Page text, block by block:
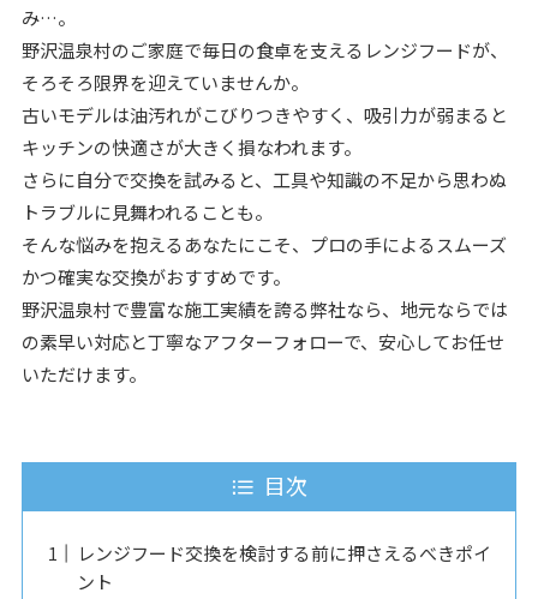
み…。
野沢温泉村のご家庭で毎日の食卓を支えるレンジフードが、
そろそろ限界を迎えていませんか。
古いモデルは油汚れがこびりつきやすく、吸引力が弱まると
キッチンの快適さが大きく損なわれます。
さらに自分で交換を試みると、工具や知識の不足から思わぬ
トラブルに見舞われることも。
そんな悩みを抱えるあなたにこそ、プロの手によるスムーズ
かつ確実な交換がおすすめです。
野沢温泉村で豊富な施工実績を誇る弊社なら、地元ならでは
の素早い対応と丁寧なアフターフォローで、安心してお任せ
いただけます。
目次
レンジフード交換を検討する前に押さえるべきポイ
ント